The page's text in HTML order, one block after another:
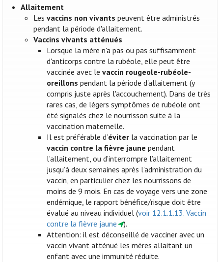
Allaitement
Lesvaccins non vivants peuvent être administrés
pendant la période d'allaitement.
Vaccins vivants atténués
Lorsque la mère n'a pas ou pas suffisamment
d'anticorps contre la rubéole, elle peut être
vaccinée avec le vaccin rougeole-rubéole-
oreillons pendant la période d'allaitement (y
compris juste après l'accouchement). Dans de très
rares cas, de légers symptômes de rubéole ont
été signalés chez le nourrisson suite à la
vaccination maternelle.
Il est préférable d’éviterla vaccination par le
vaccin contre la fièvre jaune pendant
l’allaitement, ou d’interrompre l’allaitement
jusqu’à deux semaines après l’administration du
vaccin, en particulier chez les nourrissons de
moins de 9 mois. En cas de voyage vers une zone
endémique, le rapport bénéfice/risque doit être
évalué au niveau individuel (voir 12.1.1.13. Vaccin
contre la fièvre jaune
).
Attention: il est déconseillé de vacciner avec un
vaccin vivant atténué les mères allaitant un
enfant avec une immunité réduite.